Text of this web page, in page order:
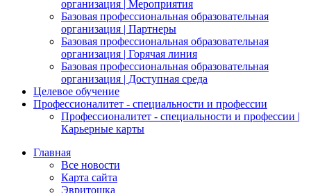
организация | Мероприятия
Базовая профессиональная образовательная
организация | Партнеры
Базовая профессиональная образовательная
организация | Горячая линия
Базовая профессиональная образовательная
организация | Доступная среда
Целевое обучение
Профессионалитет - специальности и профессии
Профессионалитет - специальности и профессии |
Карьерные карты
Главная
Все новости
Карта сайта
Эвритошка